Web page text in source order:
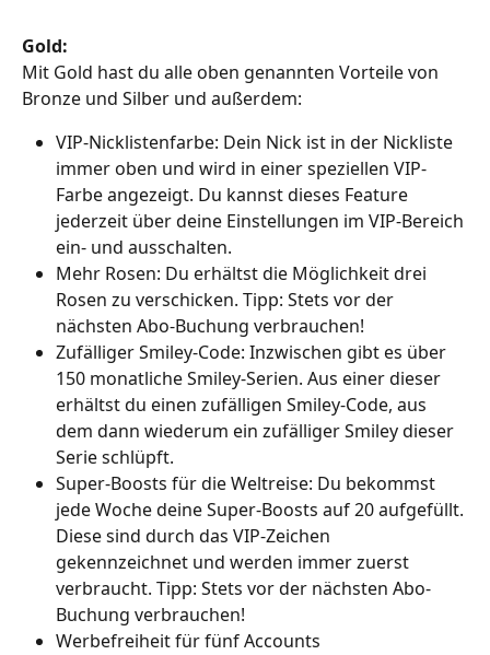
Gold:
Mit Gold hast du alle oben genannten Vorteile von
Bronze und Silber und außerdem:
VIP-Nicklistenfarbe: Dein Nick ist in der Nickliste
immer oben und wird in einer speziellen VIP-
Farbe angezeigt. Du kannst dieses Feature
jederzeit über deine Einstellungen im VIP-Bereich
ein- und ausschalten.
Mehr Rosen: Du erhältst die Möglichkeit drei
Rosen zu verschicken. Tipp: Stets vor der
nächsten Abo-Buchung verbrauchen!
Zufälliger Smiley-Code: Inzwischen gibt es über
150 monatliche Smiley-Serien. Aus einer dieser
erhältst du einen zufälligen Smiley-Code, aus
dem dann wiederum ein zufälliger Smiley dieser
Serie schlüpft.
Super-Boosts für die Weltreise: Du bekommst
jede Woche deine Super-Boosts auf 20 aufgefüllt.
Diese sind durch das VIP-Zeichen
gekennzeichnet und werden immer zuerst
verbraucht. Tipp: Stets vor der nächsten Abo-
Buchung verbrauchen!
Werbefreiheit für fünf Accounts